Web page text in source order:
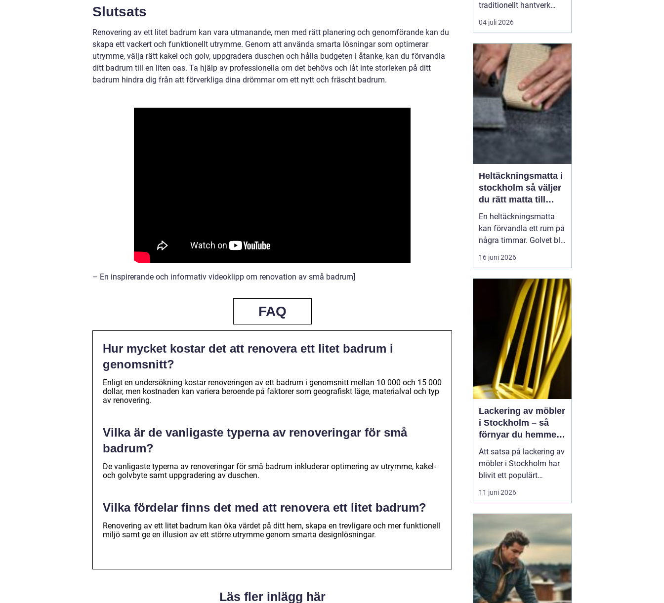
Slutsats
Renovering av ett litet badrum kan vara utmanande, men med rätt planering och genomförande kan du
skapa ett vackert och funktionellt utrymme. Genom att använda smarta lösningar som optimerar
utrymme, välja rätt kakel och golv, uppgradera duschen och hålla budgeten i åtanke, kan du förvandla
ditt badrum till en liten oas. Ta hjälp av professionella om det behövs och låt inte storleken på ditt
badrum hindra dig från att förverkliga dina drömmar om ett nytt och fräscht badrum.
– En inspirerande och informativ videoklipp om renovation av små badrum]
FAQ
Hur mycket kostar det att renovera ett litet badrum i
genomsnitt?
Enligt en undersökning kostar renoveringen av ett badrum i genomsnitt mellan 10 000 och 15 000
dollar, men kostnaden kan variera beroende på faktorer som geografiskt läge, materialval och typ
av renovering.
Vilka är de vanligaste typerna av renoveringar för små
badrum?
De vanligaste typerna av renoveringar för små badrum inkluderar optimering av utrymme, kakel-
och golvbyte samt uppgradering av duschen.
Vilka fördelar finns det med att renovera ett litet badrum?
Renovering av ett litet badrum kan öka värdet på ditt hem, skapa en trevligare och mer funktionell
miljö samt ge en illusion av ett större utrymme genom smarta designlösningar.
Läs fler inlägg här
traditionellt hantverk
med dagens krav på
effektiv, trygg och
uppvärmning. Många
uppskattar känslan av
en levande eld i köket,...
04 juli 2026
Heltäckningsmatta i
stockholm så väljer
du rätt matta till
hem och kontor
En heltäckningsmatta
kan förvandla ett rum på
några timmar. Golvet blir
mjukare, ljudnivån
sjunker och hela miljön
Stockholm syns trenden
tydligt både i hem och
på kontor. Samtidigt har
många kvar en gammal
bild av heltäckningsma...
16 juni 2026
Lackering av möbler
i Stockholm – så
förnyar du hemmet
med professionell
möbellackering
Att satsa på lackering av
möbler i Stockholm har
blivit ett populärt
alternativ för den som
vill förnya hemmet utan
Många äldre bord, stolar
och skåp har fortfarande
hög k...
11 juni 2026